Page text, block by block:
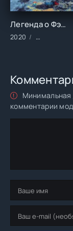
Легенда о Фэй (1 сезон)
2020 Сериалы/
Минимальная
комментарии